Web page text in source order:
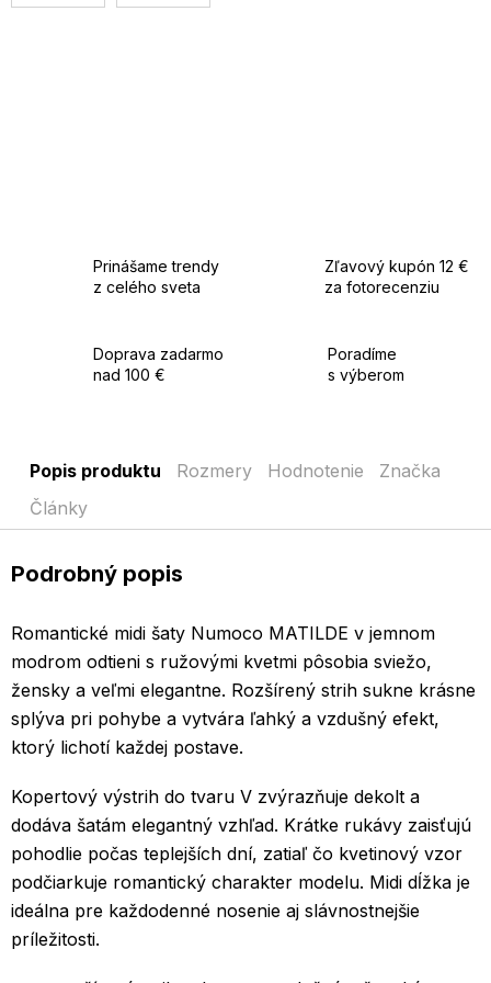
Prinášame trendy
z celého sveta
Zľavový kupón 12 €
za fotorecenziu
Doprava zadarmo
nad 100 €
Poradíme
s výberom
Popis produktu Rozmery Hodnotenie
Značka
Články
Podrobný popis
Romantické midi šaty Numoco MATILDE v jemnom
modrom odtieni s ružovými kvetmi pôsobia sviežo,
žensky a veľmi elegantne. Rozšírený strih sukne krásne
splýva pri pohybe a vytvára ľahký a vzdušný efekt,
ktorý lichotí každej postave.
Kopertový výstrih do tvaru V zvýrazňuje dekolt a
dodáva šatám elegantný vzhľad. Krátke rukávy zaisťujú
pohodlie počas teplejších dní, zatiaľ čo kvetinový vzor
podčiarkuje romantický charakter modelu. Midi dĺžka je
ideálna pre každodenné nosenie aj slávnostnejšie
príležitosti.